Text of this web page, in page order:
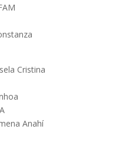
FAM
Anahí